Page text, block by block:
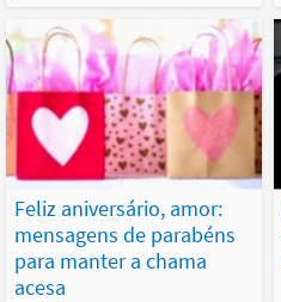
Feliz aniversário, amor:
mensagens de parabéns
para manter a chama
acesa